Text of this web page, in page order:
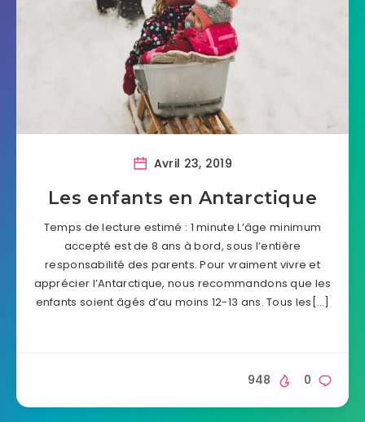
Avril 23, 2019
Les enfants en Antarctique
Temps de lecture estimé : 1 minute L’âge minimum
accepté est de 8 ans à bord, sous l’entière
responsabilité des parents. Pour vraiment vivre et
apprécier l’Antarctique, nous recommandons que les
enfants soient âgés d’au moins 12-13 ans. Tous les[…]
0
948